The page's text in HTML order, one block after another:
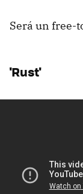
Será un free-
'Rust'